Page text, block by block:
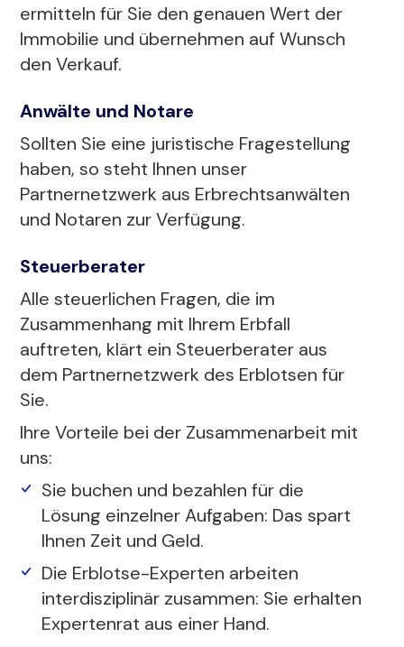
ermitteln für Sie den genauen Wert der
Immobilie und übernehmen auf Wunsch
den Verkauf.
Anwälte und Notare
Sollten Sie eine juristische Fragestellung
haben, so steht Ihnen unser
Partnernetzwerk aus Erbrechtsanwälten
und Notaren zur Verfügung.
Steuerberater
Alle steuerlichen Fragen, die im
Zusammenhang mit Ihrem Erbfall
auftreten, klärt ein Steuerberater aus
dem Partnernetzwerk des Erblotsen für
Sie.
Ihre Vorteile bei der Zusammenarbeit mit
uns:
Sie buchen und bezahlen für die
Lösung einzelner Aufgaben: Das spart
Ihnen Zeit und Geld.
Die Erblotse-Experten arbeiten
interdisziplinär zusammen: Sie erhalten
Expertenrat aus einer Hand.